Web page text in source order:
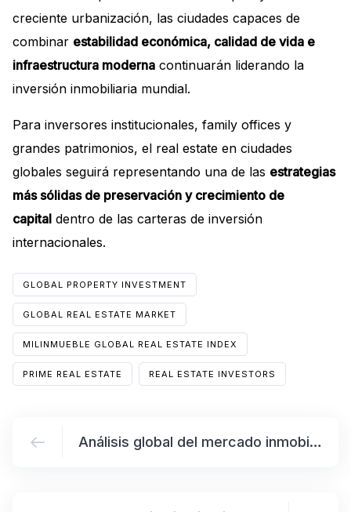
creciente urbanización, las ciudades capaces de
combinar estabilidad económica, calidad de vida e
infraestructura moderna continuarán liderando la
inversión inmobiliaria mundial.
Para inversores institucionales, family offices y
grandes patrimonios, el real estate en ciudades
globales seguirá representando una de las estrategias
más sólidas de preservación y crecimiento de
capital dentro de las carteras de inversión
internacionales.
GLOBAL PROPERTY INVESTMENT
GLOBAL REAL ESTATE MARKET
MILINMUEBLE GLOBAL REAL ESTATE INDEX
PRIME REAL ESTATE REAL ESTATE INVESTORS
Análisis global del mercado inmobiliario según el Milinmueble Global Real Estate Index